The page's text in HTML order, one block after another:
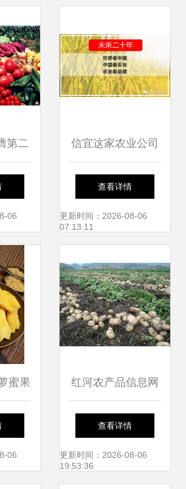
农产品创新发展新
高地
第二
品质
农
台阶
06
信宜这家农业公司
拿到4个商标证 农
产品打造品牌的八
查看详情
更新时间：2026-08-06
07:13:11
蜜果
码
06
红河农产品信息网
连接乡村田野与城
市餐桌的绿色纽带
查看详情
更新时间：2026-08-06
19:53:36